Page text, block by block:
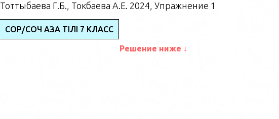
Тоттыбаева Г.Б., Токбаева А.Е. 2024, Упражнение 1
СОР/СОЧ ҚАЗАҚ ТІЛІ 7 КЛАСС
Решение ниже ↓